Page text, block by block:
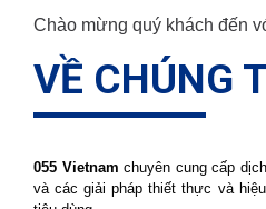
Chào mừng quý khách đến
VỀ CHÚNG
055 Vietnam chuyên cung cấp
và các giải pháp thiết thực và